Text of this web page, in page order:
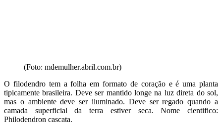
(Foto: mdemulher.abril.com.br)
O filodendro tem a folha em formato de coração e é uma planta
tipicamente brasileira. Deve ser mantido longe na luz direta do sol,
mas o ambiente deve ser iluminado. Deve ser regado quando a
camada superficial da terra estiver seca. Nome cientifico:
Philodendron cascata.